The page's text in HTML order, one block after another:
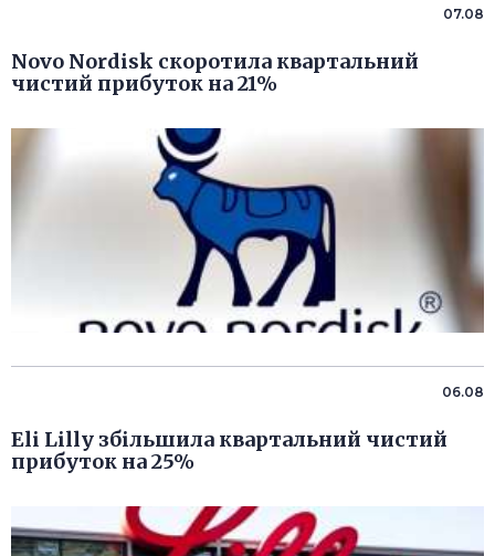
07.08
Novo Nordisk скоротила квартальний
чистий прибуток на 21%
06.08
Eli Lilly збільшила квартальний чистий
прибуток на 25%